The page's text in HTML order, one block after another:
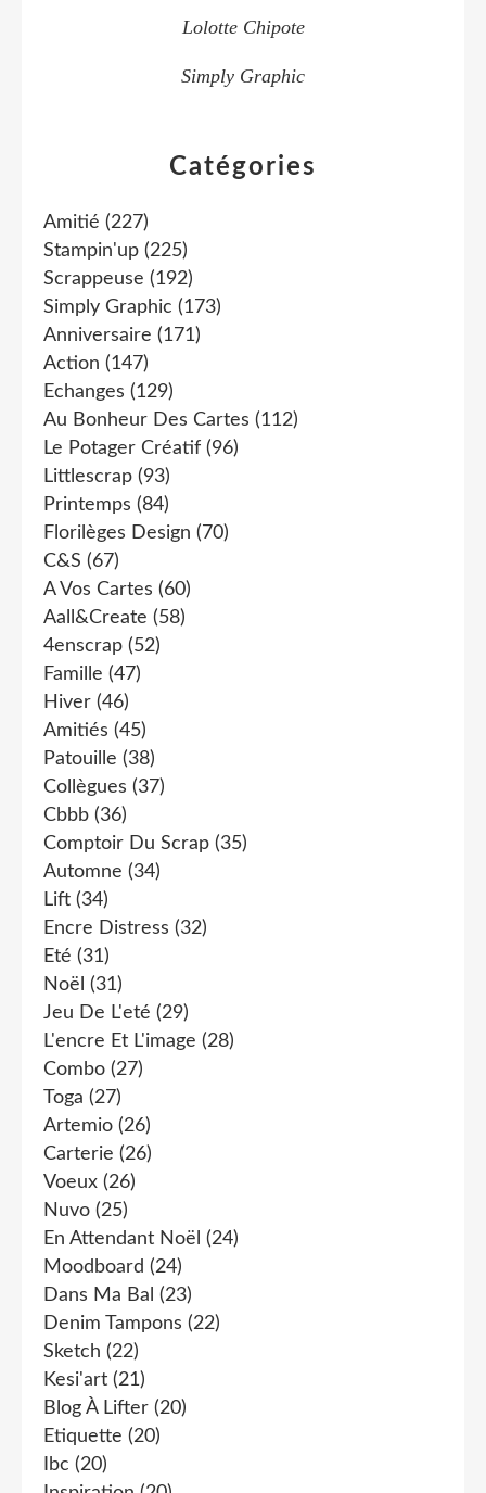
Catégories
Amitié (227)
Stampin'up (225)
Scrappeuse (192)
Simply Graphic (173)
Anniversaire (171)
Action (147)
Echanges (129)
Au Bonheur Des Cartes (112)
Le Potager Créatif (96)
Littlescrap (93)
Printemps (84)
Florilèges Design (70)
C&s (67)
A Vos Cartes (60)
Aall&create (58)
4enscrap (52)
Famille (47)
Hiver (46)
Amitiés (45)
Patouille (38)
Collègues (37)
Cbbb (36)
Comptoir Du Scrap (35)
Automne (34)
Lift (34)
Encre Distress (32)
Eté (31)
Noël (31)
Jeu De L'eté (29)
L'encre Et L'image (28)
Combo (27)
Toga (27)
Artemio (26)
Carterie (26)
Voeux (26)
Nuvo (25)
En Attendant Noël (24)
Moodboard (24)
Dans Ma Bal (23)
Denim Tampons (22)
Sketch (22)
Kesi'art (21)
Blog À Lifter (20)
Etiquette (20)
Ibc (20)
Lolotte Chipote
Simply Graphic